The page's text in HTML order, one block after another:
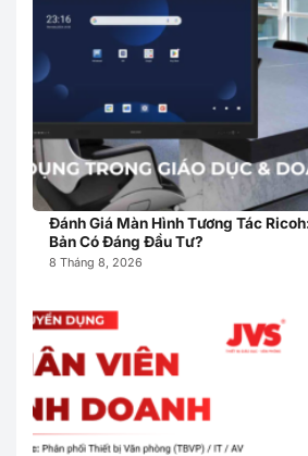
Đánh Giá Màn Hình Tương Tác
Bản Có Đáng Đầu Tư?
8 Tháng 8, 2026